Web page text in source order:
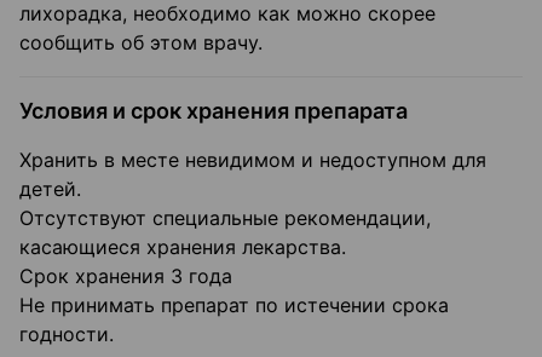
лихорадка, необходимо как можно скорее
сообщить об этом врачу.
Условия и срок хранения препарата
Хранить в месте невидимом и недоступном для
детей.
Отсутствуют специальные рекомендации,
касающиеся хранения лекарства.
Срок хранения 3 года
Не принимать препарат по истечении срока
годности.